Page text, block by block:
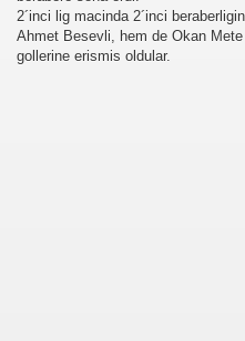
2´inci lig macinda 2´inci
Ahmet Besevli, hem de Okan
gollerine erismis oldular.